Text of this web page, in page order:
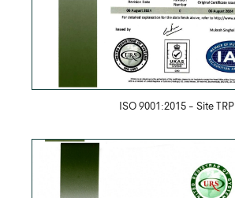
ISO 9001:2015 - Site TRP